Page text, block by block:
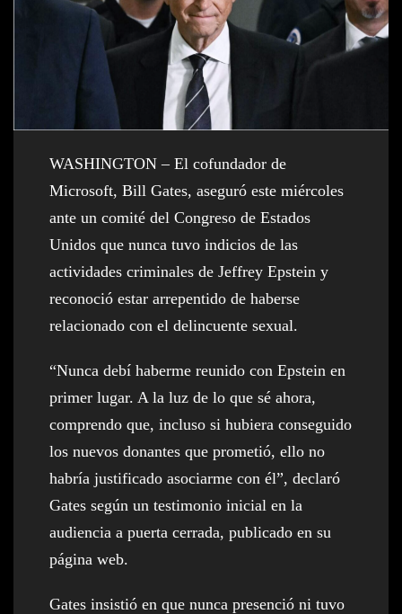
WASHINGTON – El cofundador de
Microsoft, Bill Gates, aseguró este miércoles
ante un comité del Congreso de Estados
Unidos que nunca tuvo indicios de las
actividades criminales de Jeffrey Epstein y
reconoció estar arrepentido de haberse
relacionado con el delincuente sexual.
“Nunca debí haberme reunido con Epstein en
primer lugar. A la luz de lo que sé ahora,
comprendo que, incluso si hubiera conseguido
los nuevos donantes que prometió, ello no
habría justificado asociarme con él”, declaró
Gates según un testimonio inicial en la
audiencia a puerta cerrada, publicado en su
página web.
Gates insistió en que nunca presenció ni tuvo